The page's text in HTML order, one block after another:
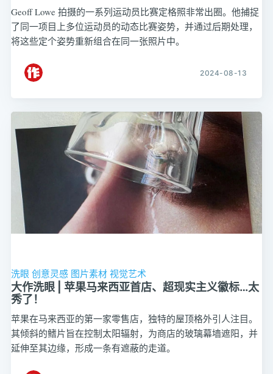
Geoff Lowe 拍摄的一系列运动员比赛定格照非常出圈。他捕捉
了同一项目上多位运动员的动态比赛姿势，并通过后期处理，
将这些定个姿势重新组合在同一张照片中。
2024-08-13
洗眼 创意灵感 图片素材 视觉艺术
大作洗眼 | 苹果马来西亚首店、超现实主义徽标…太
秀了！
苹果在马来西亚的第一家零售店，独特的屋顶格外引人注目。
其倾斜的鳍片旨在控制太阳辐射，为商店的玻璃幕墙遮阳，并
延伸至其边缘，形成一条有遮蔽的走道。